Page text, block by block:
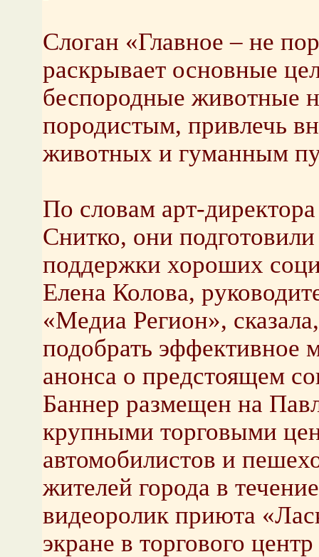
Слоган «Главное – не
раскрывает основные
беспородные животные
породистым, привлечь
животных и гуманным
По словам арт-
Снитко, они
поддержки хороших
Елена Колова,
«Медиа Регион»,
подобрать эффективное
анонса о предстоящем
Баннер размещен на
крупными торговыми
автомобилистов и
жителей города в
видеоролик приюта
экране в торгового